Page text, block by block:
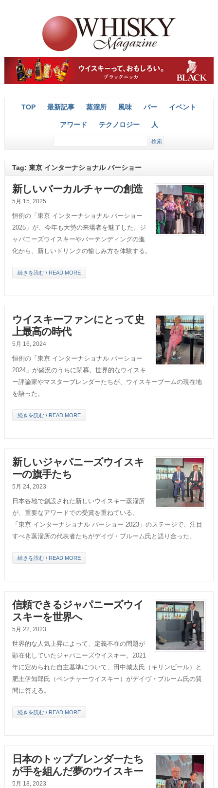
TOP 最新記事 蒸溜所 風味 バー イベント
アワード テクノロジー 人
Tag: 東京 インターナショナル バーショー
新しいバーカルチャーの創造
5月 15, 2025
恒例の「東京 インターナショナル バーショー
2025」が、今年も大勢の来場者を魅了した。ジ
ャパニーズウイスキーやバーテンディングの進
化から、新しいドリンクの愉しみ方を体験する。
続きを読む / READ MORE
ウイスキーファンにとって史
上最高の時代
5月 16, 2024
恒例の「東京 インターナショナル バーショー
2024」が盛況のうちに閉幕。世界的なウイスキ
ー評論家やマスターブレンダーたちが、ウイスキーブームの現在地
を語った。
続きを読む / READ MORE
新しいジャパニーズウイスキ
ーの旗手たち
5月 24, 2023
日本各地で創設された新しいウイスキー蒸溜所
が、重要なアワードでの受賞を重ねている。
「東京 インターナショナル バーショー 2023」のステージで、注目
すべき蒸溜所の代表者たちがデイヴ・ブルーム氏と語り合った。
続きを読む / READ MORE
信頼できるジャパニーズウイ
スキーを世界へ
5月 22, 2023
世界的な人気上昇によって、定義不在の問題が
顕在化していたジャパニーズウイスキー。2021
年に定められた自主基準について、田中城太氏（キリンビール）と
肥土伊知郎氏（ベンチャーウイスキー）がデイヴ・ブルーム氏の質
問に答える。
続きを読む / READ MORE
日本のトップブレンダーたち
が手を組んだ夢のウイスキー
5月 18, 2023